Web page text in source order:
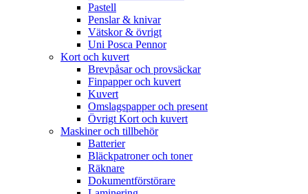
Pastell
Penslar & knivar
Vätskor & övrigt
Uni Posca Pennor
Kort och kuvert
Brevpåsar och provsäckar
Finpapper och kuvert
Kuvert
Omslagspapper och present
Övrigt Kort och kuvert
Maskiner och tillbehör
Batterier
Bläckpatroner och toner
Räknare
Dokumentförstörare